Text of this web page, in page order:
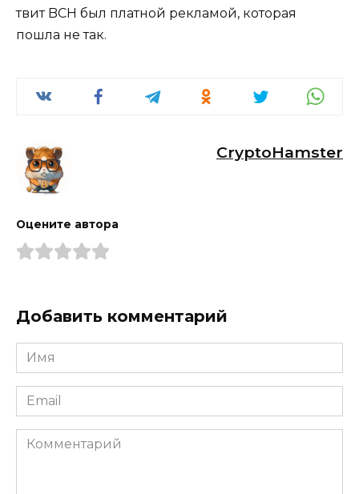
твит BCH был платной рекламой, которая
пошла не так.
CryptoHamster
Оцените автора
Добавить комментарий
Имя
*
Email
*
Комментарий